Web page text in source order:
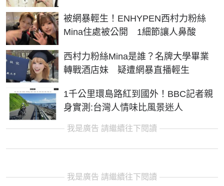
被網暴輕生！ENHYPEN西村力粉絲
Mina住處被公開 1細節讓人鼻酸
西村力粉絲Mina是誰？名牌大學畢業
轉戰酒店妹 疑遭網暴直播輕生
1千公里環島路紅到國外！BBC記者親
身實測:台灣人情味比風景迷人
我是廣告 請繼續往下閱讀
我是廣告 請繼續往下閱讀